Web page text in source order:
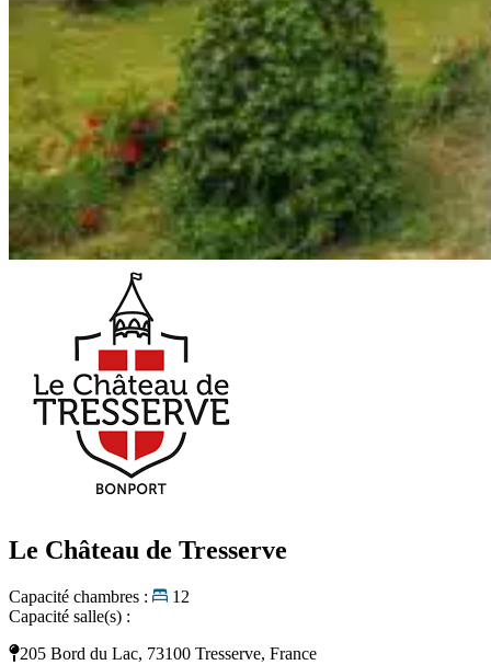
Le Château de Tresserve
Capacité chambres :
12
Capacité salle(s) :
205 Bord du Lac, 73100 Tresserve, France